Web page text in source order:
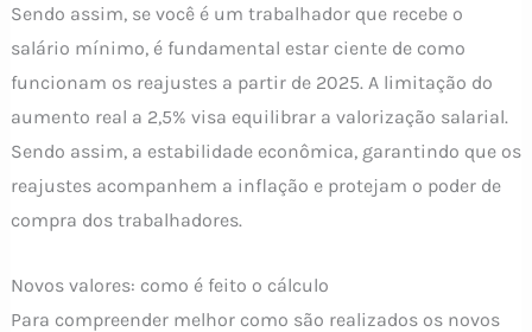
Sendo assim, se você é um trabalhador que recebe o
salário mínimo, é fundamental estar ciente de como
funcionam os reajustes a partir de 2025. A limitação do
aumento real a 2,5% visa equilibrar a valorização salarial.
Sendo assim, a estabilidade econômica, garantindo que os
reajustes acompanhem a inflação e protejam o poder de
compra dos trabalhadores.
Novos valores: como é feito o cálculo
Para compreender melhor como são realizados os novos